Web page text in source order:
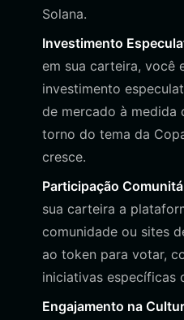
Solana.
Investimento
em sua carteira, você
investimento
de mercado à medida
torno do tema da
cresce.
Participação
sua carteira a
comunidade ou sites
ao token para votar,
iniciativas específicas
Engajamento na